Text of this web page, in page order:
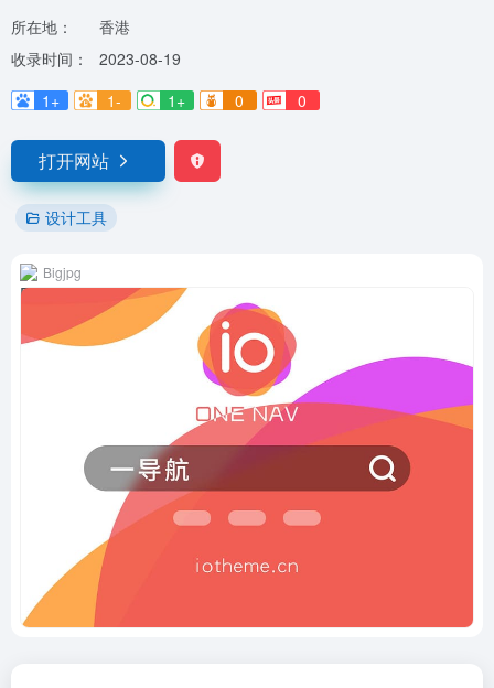
所在地：
香港
收录时间：
2023-08-19
1+
1- 1+ 0 0
打开网站
设计工具
Bigjpg